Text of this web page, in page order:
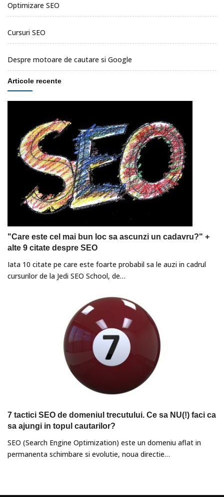
Optimizare SEO
Cursuri SEO
Despre motoare de cautare si Google
Articole recente
"Care este cel mai bun loc sa ascunzi un cadavru?" +
alte 9 citate despre SEO
Iata 10 citate pe care este foarte probabil sa le auzi in cadrul
cursurilor de la Jedi SEO School, de…
7 tactici SEO de domeniul trecutului. Ce sa NU(!) faci ca
sa ajungi in topul cautarilor?
SEO (Search Engine Optimization) este un domeniu aflat in
permanenta schimbare si evolutie, noua directie…